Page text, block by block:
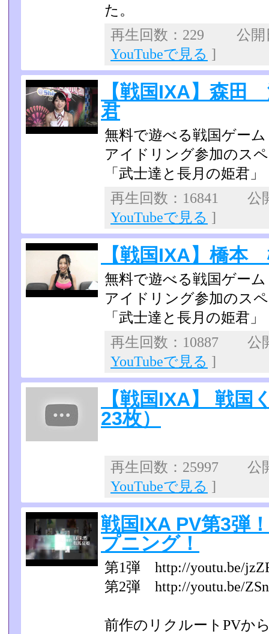
た。
再生回数：229 公
YouTubeで見る ]
【戦国IXA】森
君
無料で遊べる戦国ゲーム
アイドリング参加のス
「武士達と長月の姫君
再生回数：16841 公
YouTubeで見る ]
【戦国IXA】橋
無料で遊べる戦国ゲーム
アイドリング参加のス
「武士達と長月の姫君
再生回数：10887 公
YouTubeで見る ]
【戦国IXA】 戦国
23枚）
再生回数：25997 公
YouTubeで見る ]
戦国IXA PV第3弾
プニング！
第1弾 http://youtu.be/
第2弾 http://youtu.be/
前作のリクルートPVか